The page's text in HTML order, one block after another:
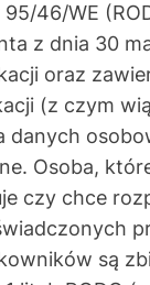
46/WE
z dnia 30
oraz
(z czym
danych
Osoba,
czy chce
są